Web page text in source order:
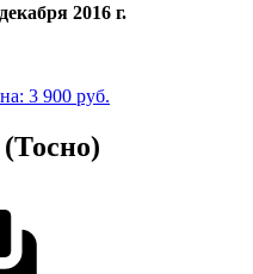
2016 г.
3 900 руб.